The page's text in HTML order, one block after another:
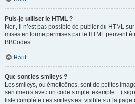
Puis-je utiliser le HTML ?
Non, il n’est pas possible de publier du HTML
mises en forme permises par le HTML peuvent
BBCodes.
Haut
Que sont les smileys ?
Les smileys, ou émoticônes, sont de petites
sentiments avec un code simple, exemple : :)
liste complète des smileys est visible sur la